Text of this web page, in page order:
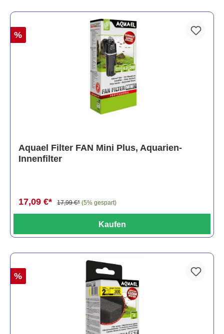
%
Aquael Filter FAN Mini Plus, Aquarien-
Innenfilter
17,09 €* 17,99 €* (5% gespart)
Kaufen
%